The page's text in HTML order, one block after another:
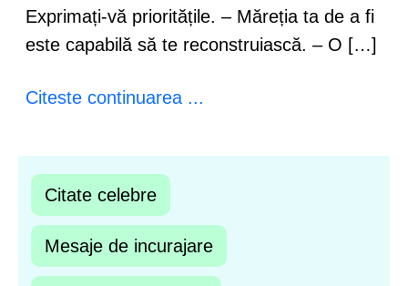
Exprimați-vă prioritățile. – Măreția ta de a fi
este capabilă să te reconstruiască. – O […]
Citeste continuarea ...
Citate celebre
Mesaje de incurajare